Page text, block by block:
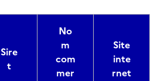
Sire
t
No
m
com
mer
Site
inte
rnet